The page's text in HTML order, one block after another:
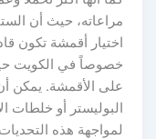
مراعاته، حيث أن
اختيار أقمشة تكون
خصوصاً في الكويت
على الأقمشة. يمكن
البوليستر أو خلطات
لمواجهة هذه